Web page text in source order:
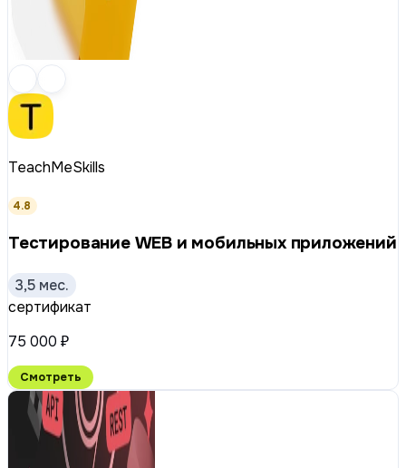
TeachMeSkills
4.8
Тестирование WEB и мобильных приложений
3,5 мес.
сертификат
75 000 ₽
Смотреть